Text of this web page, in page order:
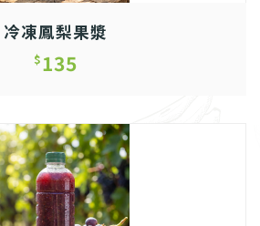
冷凍鳳梨果漿
$135